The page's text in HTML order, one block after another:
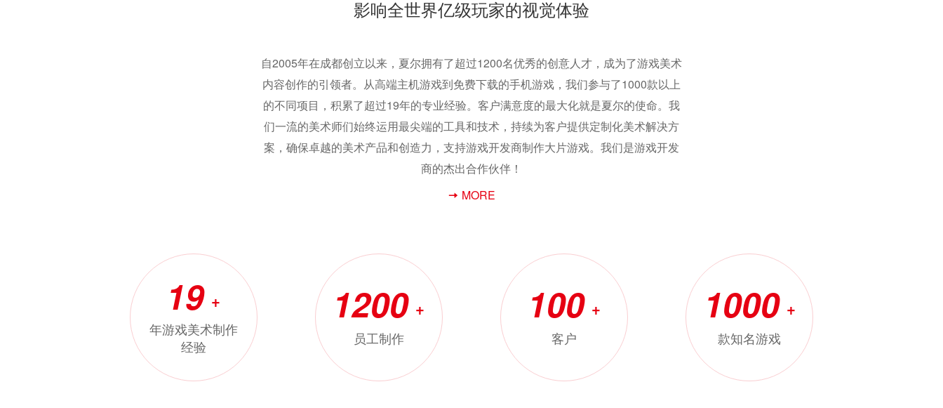
影响全世界亿级玩家的视觉体验
自2005年在成都创立以来，夏尔拥有了超过1200名优秀的创意人才，成为了游戏美术
内容创作的引领者。从高端主机游戏到免费下载的手机游戏，我们参与了1000款以上
的不同项目，积累了超过19年的专业经验。客户满意度的最大化就是夏尔的使命。我
们一流的美术师们始终运用最尖端的工具和技术，持续为客户提供定制化美术解决方
案，确保卓越的美术产品和创造力，支持游戏开发商制作大片游戏。我们是游戏开发
商的杰出合作伙伴！
MORE
19 +
年游戏美术制作
经验
1200 +
员工制作
100 +
客户
1000 +
款知名游戏